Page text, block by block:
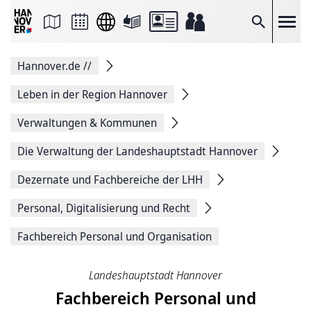
Suche
Seite
Facebook
teilen
Seitenlink
Seite
Hannover.de //
Leben in der Region Hannover
Verwaltungen & Kommunen
Die Verwaltung der Landeshauptstadt Hannover
Dezernate und Fachbereiche der LHH
Personal, Digitalisierung und Recht
Fachbereich Personal und Organisation
Landeshauptstadt Hannover
Fachbereich Personal und